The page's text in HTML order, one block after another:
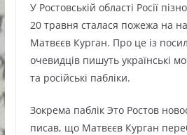
У Ростовській області Росії
20 травня сталася пожежа на
Матвєєв Курган. Про це із
очевидців пишуть українські
та російські пабліки.
Зокрема паблік Это Ростов
писав, що Матвєєв Курган